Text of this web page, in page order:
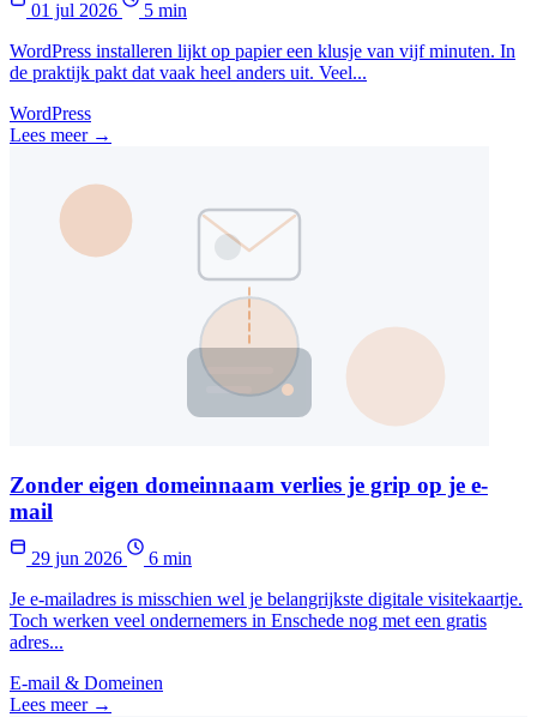
01 jul 2026
5 min
WordPress installeren lijkt op papier een klusje van vijf minuten. In
de praktijk pakt dat vaak heel anders uit. Veel...
WordPress
Lees meer →
Zonder eigen domeinnaam verlies je grip op je e-
mail
29 jun 2026
6 min
Je e-mailadres is misschien wel je belangrijkste digitale visitekaartje.
Toch werken veel ondernemers in Enschede nog met een gratis
adres...
E-mail & Domeinen
Lees meer →